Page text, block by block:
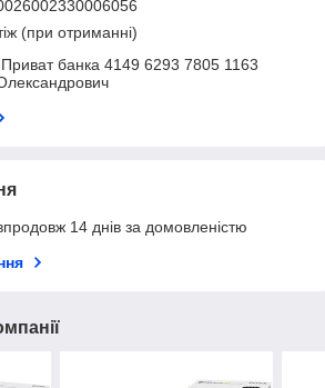
(при отриманні)
банка 4149 6293 7805 1163
14 днів за домовленістю